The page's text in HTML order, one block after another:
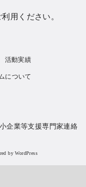
利用ください。
活動実績
について
企業等支援専門家連絡
byWordPress